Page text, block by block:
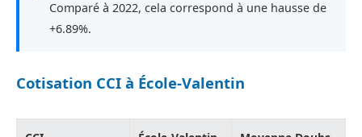
Comparé à 2022, cela correspond à une hausse de
+6.89%.
Cotisation CCI à École-Valentin